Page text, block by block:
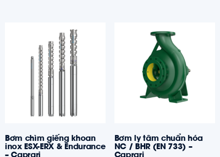
Bơm chìm giếng khoan
inox ESX-ERX & Endurance
– Caprari
Bơm ly tâm chuẩn hóa
NC / BHR (EN 733) –
Caprari